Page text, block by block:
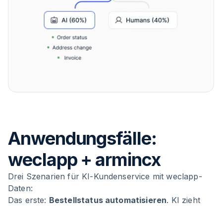
Anwendungsfälle:
weclapp + armincx
Drei Szenarien für KI-Kundenservice mit weclapp-
Daten:
Das erste: Bestellstatus automatisieren. KI zieht